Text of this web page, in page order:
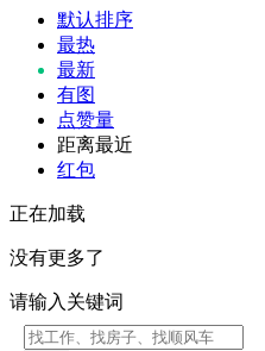
默认排序
最热
最新
有图
点赞量
距离最近
红包
正在加载
没有更多了
请输入关键词